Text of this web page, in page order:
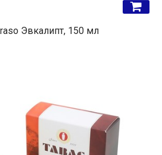
Эвкалипт, 150 мл